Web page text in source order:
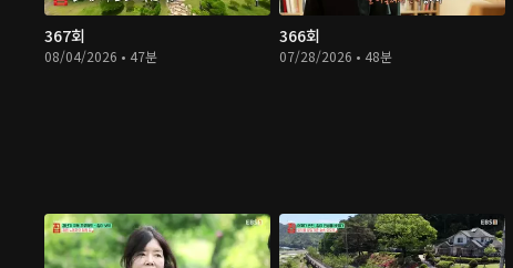
367회
08/04/2026 • 47분
366회
07/28/2026 • 48분